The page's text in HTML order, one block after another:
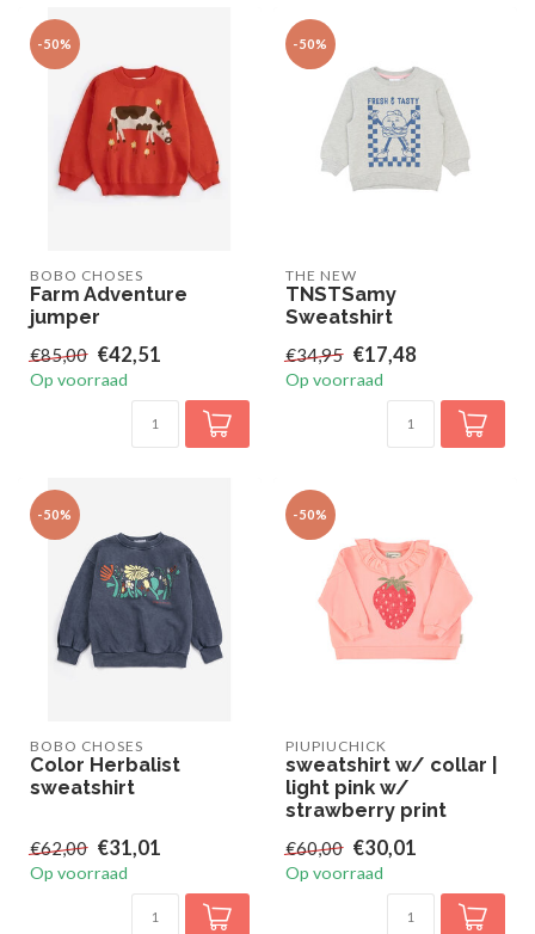
-50%
BOBO CHOSES
Farm Adventure
jumper
€85,00 €42,51
Op voorraad
-50%
THE NEW
TNSTSamy
Sweatshirt
€34,95 €17,48
Op voorraad
-50%
BOBO CHOSES
Color Herbalist
sweatshirt
€62,00 €31,01
Op voorraad
-50%
PIUPIUCHICK
sweatshirt w/ collar |
light pink w/
strawberry print
€60,00 €30,01
Op voorraad